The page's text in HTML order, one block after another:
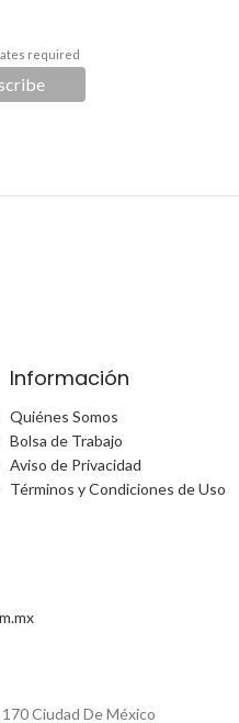
required
Información
Quiénes Somos
Bolsa de Trabajo
Aviso de Privacidad
Términos y Condiciones de Uso
Ciudad De México